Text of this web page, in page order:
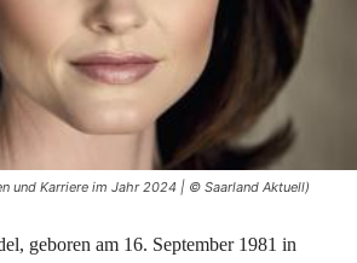
und Karriere im Jahr 2024 | © Saarland Aktuell)
geboren am 16. September 1981 in